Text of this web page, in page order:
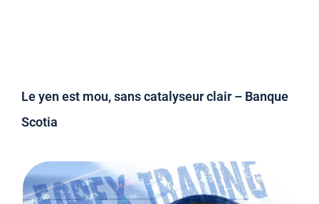
Le yen est mou, sans catalyseur clair – Banque
Scotia